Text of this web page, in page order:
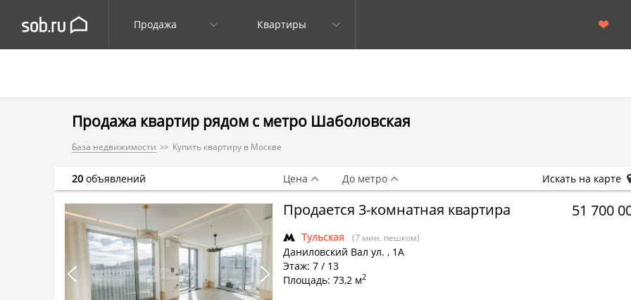
Продажа Квартиры
Продажа квартир рядом с метро Шаболовская
База недвижимости Купить квартиру в Москве
Продается 3-комнатная квартира
Тульская (7 мин. пешком)
Даниловский Вал ул. , 1А
Этаж: 7 / 13
Площадь: 73,2 м2
51 700
20 объявлений Цена До метро Искать на карте